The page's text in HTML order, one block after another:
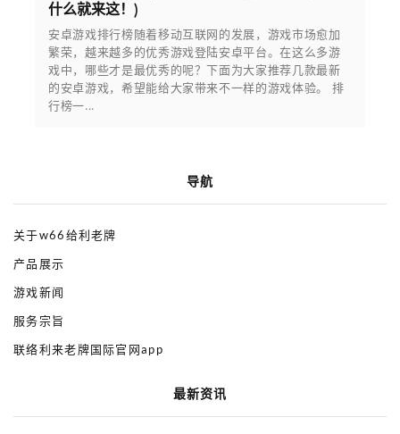
什么就来这！)
安卓游戏排行榜随着移动互联网的发展，游戏市场愈加
繁荣，越来越多的优秀游戏登陆安卓平台。在这么多游
戏中，哪些才是最优秀的呢？下面为大家推荐几款最新
的安卓游戏，希望能给大家带来不一样的游戏体验。 排
行榜一...
导航
关于w66给利老牌
产品展示
游戏新闻
服务宗旨
联络利来老牌国际官网app
最新资讯